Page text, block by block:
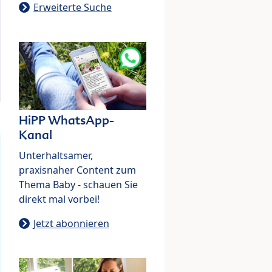
Erweiterte Suche
HiPP WhatsApp-
Kanal
Unterhaltsamer,
praxisnaher Content zum
Thema Baby - schauen Sie
direkt mal vorbei!
Jetzt abonnieren